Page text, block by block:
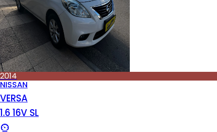
2014
NISSAN
VERSA
1.6 16V SL